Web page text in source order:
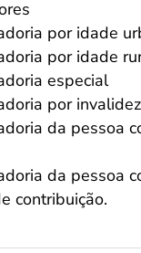
por idade
por idade
especial
por invalidez
da pessoa
da pessoa
contribuição.